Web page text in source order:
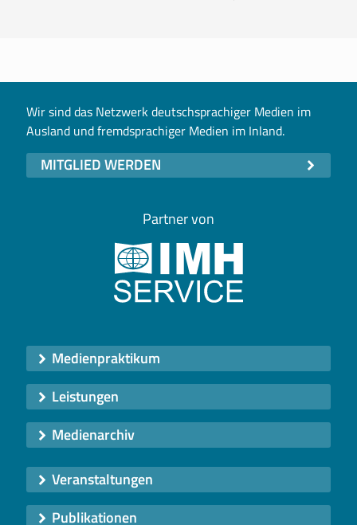
Wir sind das Netzwerk deutschsprachiger Medien im
Ausland und fremdsprachiger Medien im Inland.
MITGLIED WERDEN
Partner von
Medienpraktikum
Leistungen
Medienarchiv
Veranstaltungen
Publikationen